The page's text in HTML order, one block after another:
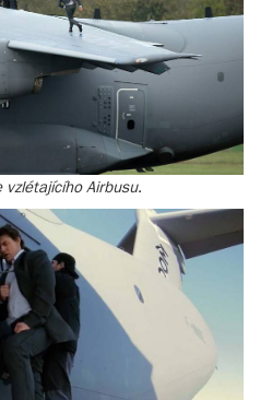
vzlétajícího Airbusu.